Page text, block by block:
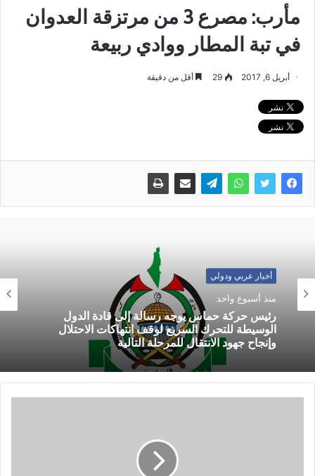
مأرب​: مصرع 3 من مرتزقة العدوان
في تبة المطار ووادي ربيعة
أبريل 6, 2017 29 أقل من دقيقة
أخبار عربي ودولي
منذ أسبوع واحد
رئيس حركة حماس يوجه رسالة إلى قادة الدول
الوسيطة للتحرك السريع لوقف انتهاكات الاحتلال
وإنجاح جهود الانتقال للمرحلة التالية